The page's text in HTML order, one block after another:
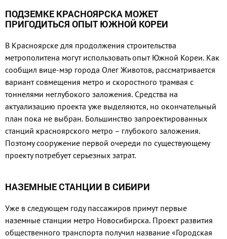
ПОДЗЕМКЕ КРАСНОЯРСКА МОЖЕТ
ПРИГОДИТЬСЯ ОПЫТ ЮЖНОЙ КОРЕИ
В Красноярске для продолжения строительства
метрополитена могут использовать опыт Южной Кореи. Как
сообщил вице-мэр города Олег Животов, рассматривается
вариант совмещения метро и скоростного трамвая с
тоннелями неглубокого заложения. Средства на
актуализацию проекта уже выделяются, но окончательный
план пока не выбран. Большинство запроектированных
станций красноярского метро – глубокого заложения.
Поэтому сооружение первой очереди по существующему
проекту потребует серьезных затрат.
НАЗЕМНЫЕ СТАНЦИИ В СИБИРИ
Уже в следующем году пассажиров примут первые
наземные станции метро Новосибирска. Проект развития
общественного транспорта получил название «Городская